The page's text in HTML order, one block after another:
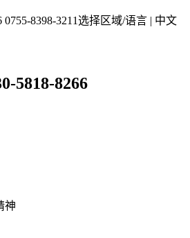
8398-3211选择区域/语言 | 中文
5818-8266
神